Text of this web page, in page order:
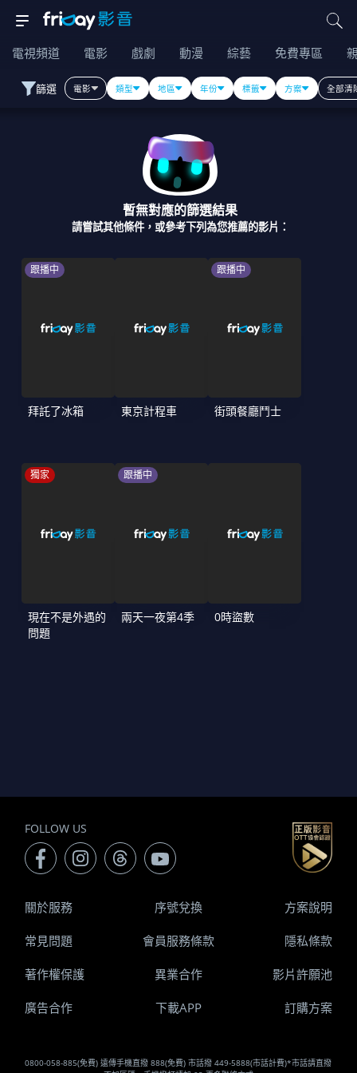
電視頻道 電影 戲劇 動漫 綜藝 免費專區
篩選 電影 類型 地區 年份 標籤 方案 全部清
暫無對應的篩選結果
請嘗試其他條件，或參考下列為您推薦的影片：
跟播中
拜託了冰箱 東京計程車
跟播中
街頭餐廳鬥士
獨家
現在不是外遇的
問題
跟播中
兩天一夜第4季 0時盜數
FOLLOW US
0800-058-885(免費) 遠傳手機直撥 888(免費) 市話撥 449-5888(市話計費)*市話請直撥
關於服務 序號兌換 方案說明
常見問題 會員服務條款 隱私條款
著作權保護 異業合作 影片許願池
廣告合作 下載APP 訂購方案